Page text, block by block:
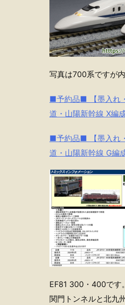
写真は700系ですが内
■予約品■ 【墨入れ
道・山陽新幹線 X編
■予約品■ 【墨入れ
道・山陽新幹線 G編
EF81 300・400です。
関門トンネルと北九